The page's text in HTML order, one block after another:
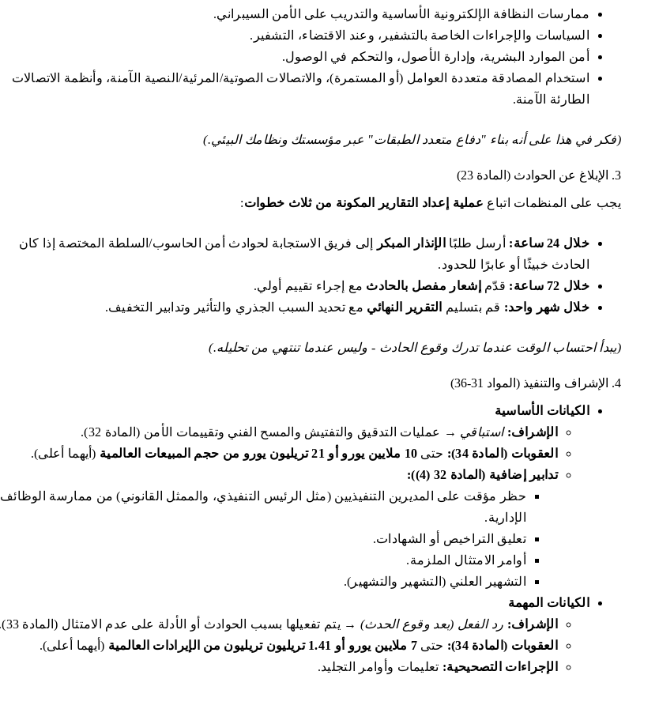
ممارسات النظافة الإلكترونية الأساسية والتدريب على الأمن السيبراني.
السياسات والإجراءات الخاصة بالتشفير، وعند الاقتضاء، التشفير.
أمن الموارد البشرية، وإدارة الأصول، والتحكم في الوصول.
استخدام المصادقة متعددة العوامل (أو المستمرة)، والاتصالات الصوتية/المرئية/النصية الآمنة، وأنظمة الاتصالات
الطارئة الآمنة.
(فكر في هذا على أنه بناء "دفاع متعدد الطبقات" عبر مؤسستك ونظامك البيئي.)
3. الإبلاغ عن الحوادث (المادة 23)
يجب على المنظمات اتباع عملية إعداد التقارير المكونة من ثلاث خطوات:
خلال 24 ساعة: أرسل طلبًا الإنذار المبكر
إلى فريق الاستجابة لحوادث أمن الحاسوب/السلطة المختصة إذا كان
الحادث خبيثًا أو عابرًا للحدود.
خلال 72 ساعة:
قدّم إشعار مفصل بالحادث مع إجراء تقييم أولي.
خلال شهر واحد: قم بتسليم التقرير النهائي مع تحديد السبب الجذري والتأثير وتدابير التخفيف.
(يبدأ احتساب الوقت عندما تدرك وقوع الحادث - وليس عندما تنتهي من تحليله.)
4. الإشراف والتنفيذ (المواد 31-36)
الكيانات الأساسية
الإشراف: استباقي → عمليات التدقيق والتفتيش والمسح الفني وتقييمات الأمن (المادة 32).
العقوبات (المادة 34):
حتى 10 ملايين يورو أو 21 تريليون يورو من حجم المبيعات العالمية
(أيهما أعلى).
تدابير إضافية (المادة 32 (4)):
حظر مؤقت على المديرين التنفيذيين (مثل الرئيس التنفيذي، والممثل القانوني) من ممارسة الوظائف
الإدارية.
تعليق التراخيص أو الشهادات.
أوامر الامتثال الملزمة.
التشهير العلني (التشهير والتشهير).
الكيانات المهمة
الإشراف: رد الفعل (بعد وقوع الحدث) → يتم تفعيلها بسبب الحوادث أو الأدلة على عدم الامتثال (المادة 33).
العقوبات (المادة 34):
حتى 7 ملايين يورو أو 1.41 تريليون تريليون من الإيرادات العالمية
(أيهما أعلى).
الإجراءات التصحيحية: تعليمات وأوامر التجليد.